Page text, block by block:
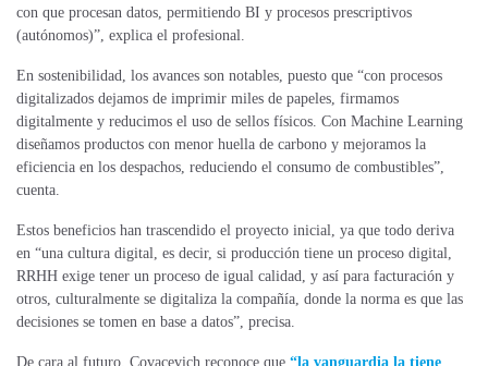
con que procesan datos, permitiendo BI y procesos prescriptivos
(autónomos)”, explica el profesional.
En sostenibilidad, los avances son notables, puesto que “con procesos
digitalizados dejamos de imprimir miles de papeles, firmamos
digitalmente y reducimos el uso de sellos físicos. Con Machine Learning
diseñamos productos con menor huella de carbono y mejoramos la
eficiencia en los despachos, reduciendo el consumo de combustibles”,
cuenta.
Estos beneficios han trascendido el proyecto inicial, ya que todo deriva
en “una cultura digital, es decir, si producción tiene un proceso digital,
RRHH exige tener un proceso de igual calidad, y así para facturación y
otros, culturalmente se digitaliza la compañía, donde la norma es que las
decisiones se tomen en base a datos”, precisa.
De cara al futuro, Covacevich reconoce que “la vanguardia la tiene